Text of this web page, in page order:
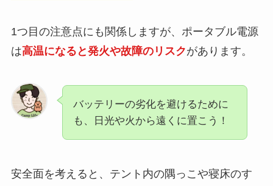
1つ目の注意点にも関係しますが、ポータブル電源
は高温になると発火や故障のリスクがあります。
バッテリーの劣化を避けるために
も、日光や火から遠くに置こう！
安全面を考えると、テント内の隅っこや寝床のす